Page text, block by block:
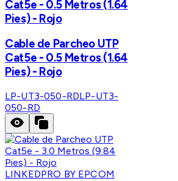
Cat5e - 0.5 Metros (1.64
Pies) - Rojo
Cable de Parcheo UTP
Cat5e - 0.5 Metros (1.64
Pies) - Rojo
LP-UT3-050-RDLP-UT3-
050-RD
LINKEDPRO BY EPCOM